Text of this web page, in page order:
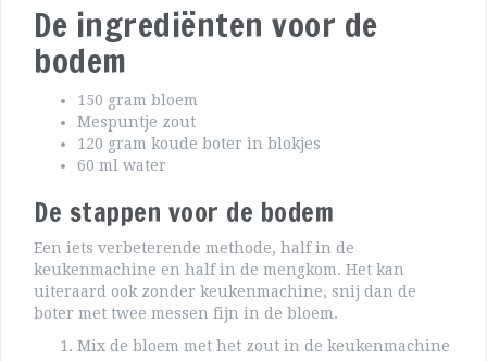
De ingrediënten voor de
bodem
150 gram bloem
Mespuntje zout
120 gram koude boter in blokjes
60 ml water
De stappen voor de bodem
Een iets verbeterende methode, half in de
keukenmachine en half in de mengkom. Het kan
uiteraard ook zonder keukenmachine, snij dan de
boter met twee messen fijn in de bloem.
Mix de bloem met het zout in de keukenmachine